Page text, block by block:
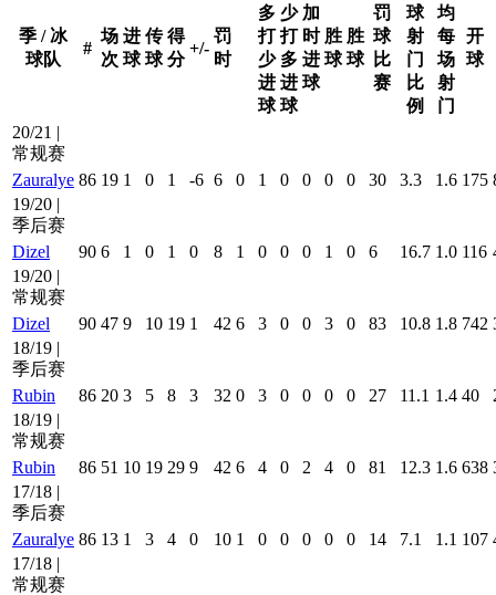
季 / 冰
球队
#
场
次
进
球
传
球
得
分
+/-
罚
时
多
打
少
进
球
少
打
多
进
球
加
时
进
球
胜
球
胜
球
罚
球
比
赛
球
射
门
比
例
均
每
场
射
门
开
球
20/21 |
常规赛
Zauralye 86 19 1 0 1 -6 6 0 1 0 0 0 0 30 3.3 1.6 175
19/20 |
季后赛
Dizel
90 6 1 0 1 0 8 1 0 0 0 1 0 6 16.7 1.0 116
19/20 |
常规赛
Dizel
90 47 9 10 19 1 42 6 3 0 0 3 0 83 10.8 1.8 742
18/19 |
季后赛
Rubin
86 20 3 5 8 3 32 0 3 0 0 0 0 27 11.1 1.4 40
18/19 |
常规赛
Rubin
86 51 10 19 29 9 42 6 4 0 2 4 0 81 12.3 1.6 638
17/18 |
季后赛
Zauralye 86 13 1 3 4 0 10 1 0 0 0 0 0 14 7.1 1.1 107
17/18 |
常规赛